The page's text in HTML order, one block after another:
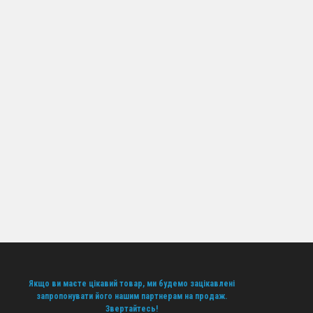
Якщо ви маєте цікавий товар, ми будемо зацікавлені
запропонувати його нашим партнерам на продаж.
Звертайтесь!